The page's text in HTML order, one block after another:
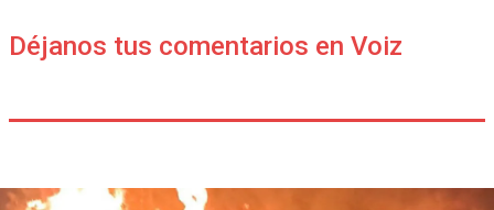
Déjanos tus comentarios en Voiz